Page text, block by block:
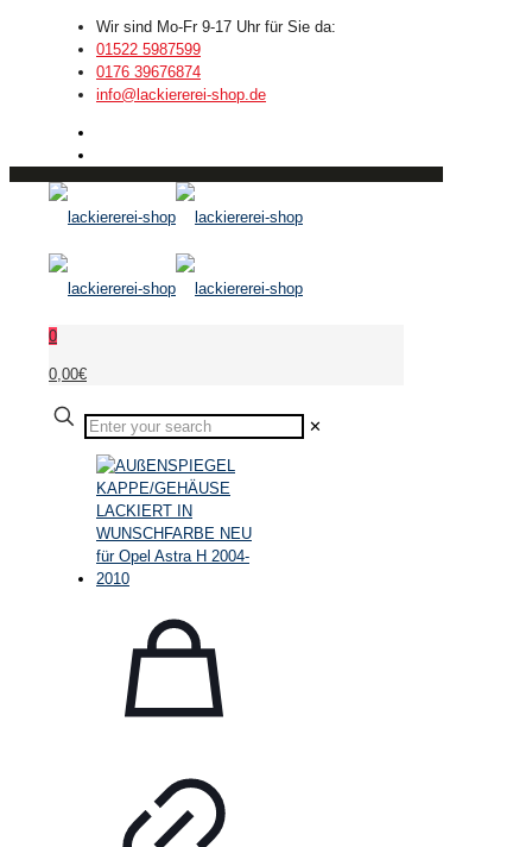
Wir sind Mo-Fr 9-17 Uhr für Sie da:
01522 5987599
0176 39676874
info@lackiererei-shop.de
0
0,00€
✕